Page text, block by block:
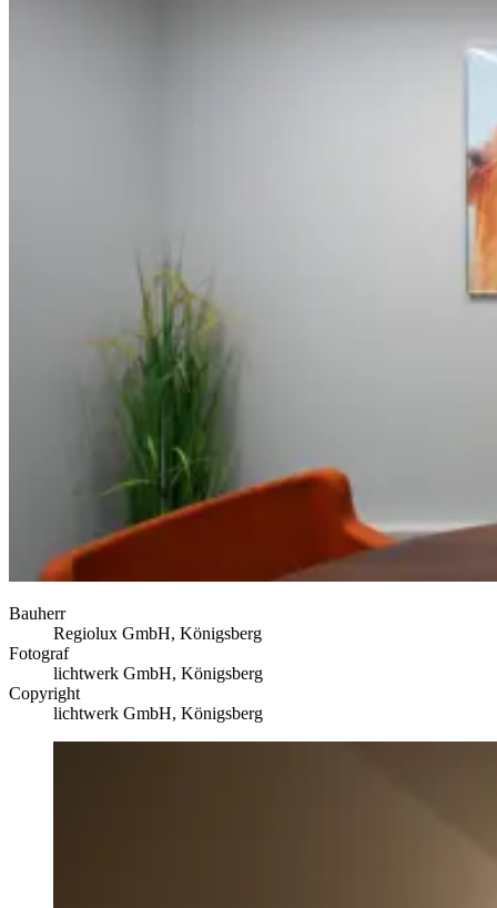
Bauherr
Regiolux GmbH, Königsberg
Fotograf
lichtwerk GmbH, Königsberg
Copyright
lichtwerk GmbH, Königsberg